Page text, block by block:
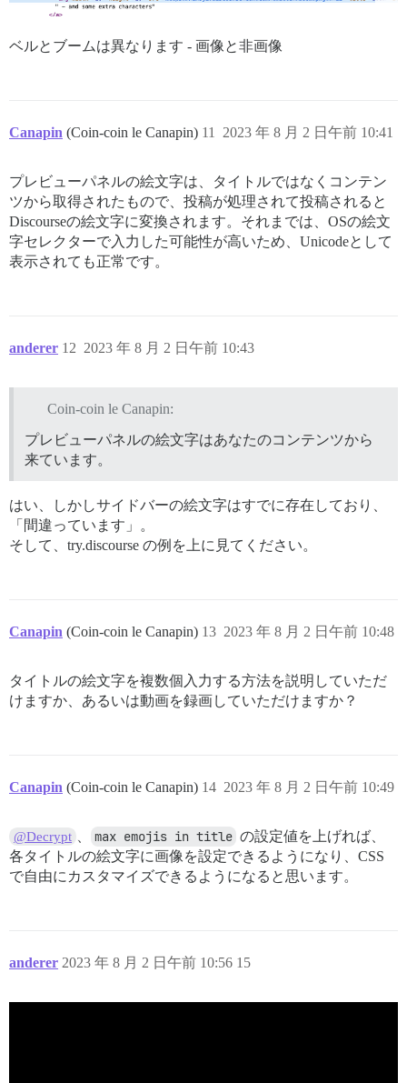
ベルとブームは異なります - 画像と非画像
Canapin (Coin-coin le Canapin) 2023 年 8 月 2 日午前 10:41
11
プレビューパネルの絵文字は、タイトルではなくコンテン
ツから取得されたもので、投稿が処理されて投稿されると
Discourseの絵文字に変換されます。それまでは、OSの絵文
字セレクターで入力した可能性が高いため、Unicodeとして
表示されても正常です。
anderer 2023 年 8 月 2 日午前 10:43
12
Coin-coin le Canapin:
プレビューパネルの絵文字はあなたのコンテンツから
来ています。
はい、しかしサイドバーの絵文字はすでに存在しており、
「間違っています」。
そして、try.discourse の例を上に見てください。
Canapin (Coin-coin le Canapin) 2023 年 8 月 2 日午前 10:48
13
タイトルの絵文字を複数個入力する方法を説明していただ
けますか、あるいは動画を録画していただけますか？
Canapin (Coin-coin le Canapin) 2023 年 8 月 2 日午前 10:49
14
@Decrypt max emojis in title の設定値を上げれば、
各タイトルの絵文字に画像を設定できるようになり、CSS
で自由にカスタマイズできるようになると思います。
anderer 2023 年 8 月 2 日午前 10:56 15